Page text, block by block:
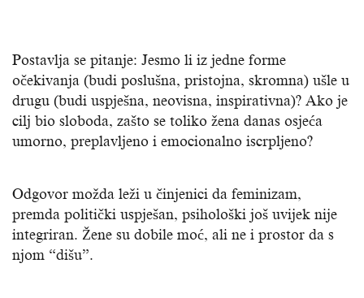
Postavlja se pitanje: Jesmo li iz jedne forme
očekivanja (budi poslušna, pristojna, skromna) ušle u
drugu (budi uspješna, neovisna, inspirativna)? Ako je
cilj bio sloboda, zašto se toliko žena danas osjeća
umorno, preplavljeno i emocionalno iscrpljeno?
Odgovor možda leži u činjenici da feminizam,
premda politički uspješan, psihološki još uvijek nije
integriran. Žene su dobile moć, ali ne i prostor da s
njom “dišu”.